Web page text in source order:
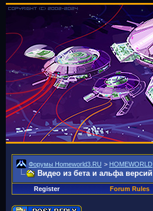
Форумы Homeworld3.RU > HOMEWORLD
Видео из бета и альфа версий
Register Forum Rules